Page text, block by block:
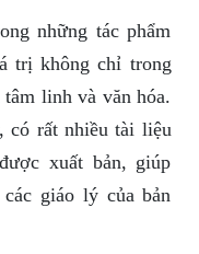
những tác phẩm
trị không chỉ trong
linh và văn hóa.
có rất nhiều tài liệu
xuất bản, giúp
giáo lý của bản